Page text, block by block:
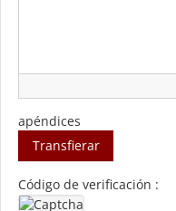
apéndices
Transfierar
Código de verificación :